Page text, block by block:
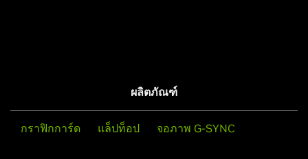
ผลิตภัณฑ์
กราฟิกการ์ด แล็ปท็อป จอภาพ G-SYNC